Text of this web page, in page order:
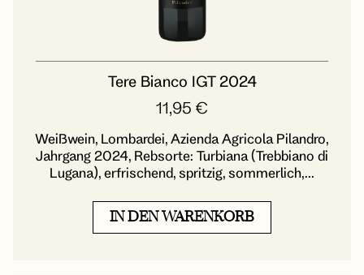
Tere Bianco IGT 2024
11,95 €
Weißwein, Lombardei, Azienda Agricola Pilandro,
Jahrgang 2024, Rebsorte: Turbiana (Trebbiano di
Lugana), erfrischend, spritzig, sommerlich,...
IN DEN WARENKORB